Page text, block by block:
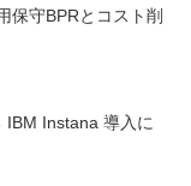
保守BPRとコスト削
IBM Instana 導入に